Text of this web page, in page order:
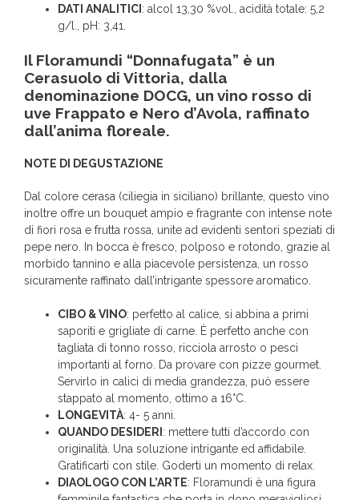
DATI ANALITICI : alcol 13,30 %vol., acidità totale: 5,2
g/l., pH: 3,41.
Il Floramundi “Donnafugata” è un
Cerasuolo di Vittoria, dalla
denominazione DOCG, un vino rosso di
uve Frappato e Nero d’Avola, raffinato
dall’anima floreale.
NOTE DI DEGUSTAZIONE
Dal colore cerasa (ciliegia in siciliano) brillante, questo vino
inoltre offre un bouquet ampio e fragrante con intense note
di fiori rosa e frutta rossa, unite ad evidenti sentori speziati di
pepe nero. In bocca è fresco, polposo e rotondo, grazie al
morbido tannino e alla piacevole persistenza, un rosso
sicuramente raffinato dall’intrigante spessore aromatico.
CIBO & VINO: perfetto al calice, si abbina a primi
saporiti e grigliate di carne. È perfetto anche con
tagliata di tonno rosso, ricciola arrosto o pesci
importanti al forno. Da provare con pizze gourmet.
Servirlo in calici di media grandezza, può essere
stappato al momento, ottimo a 16°C.
LONGEVITÀ: 4- 5 anni.
QUANDO DESIDERI : mettere tutti d’accordo con
originalità. Una soluzione intrigante ed affidabile.
Gratificarti con stile. Goderti un momento di relax.
DIAOLOGO CON L’ARTE: Floramundi è una figura